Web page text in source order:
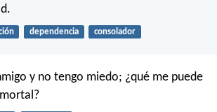
dependencia consolador
y no tengo miedo; ¿qué me puede